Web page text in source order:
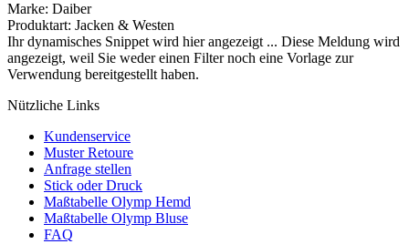
Marke: Daiber
Produktart: Jacken & Westen
Ihr dynamisches Snippet wird hier angezeigt ... Diese Meldung wird
angezeigt, weil Sie weder einen Filter noch eine Vorlage zur
Verwendung bereitgestellt haben.
Nützliche Links
Kundenservice
Muster Retoure
Anfrage stellen
Stick oder Druck
Maßtabelle Olymp Hemd
Maßtabelle Olymp Bluse
FAQ